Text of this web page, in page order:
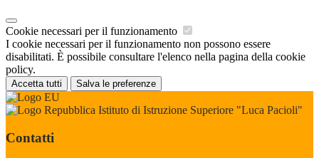
Cookie necessari per il funzionamento
I cookie necessari per il funzionamento non possono essere
disabilitati. È possibile consultare l'elenco nella pagina della cookie
policy.
Accetta tutti Salva le preferenze
Istituto di Istruzione Superiore "Luca Pacioli"
Contatti